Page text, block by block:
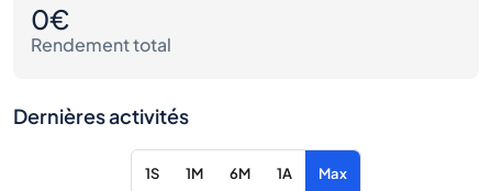
0€
Rendement total
Dernières activités
1S 1M 6M 1A Max